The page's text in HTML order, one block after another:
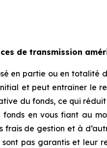
de transmission
en partie ou en
et peut entraîner le
du fonds, ce qui
en vous fiant au
de gestion et à
pas garantis et leur